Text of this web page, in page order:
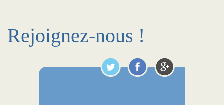
Rejoignez-nous !